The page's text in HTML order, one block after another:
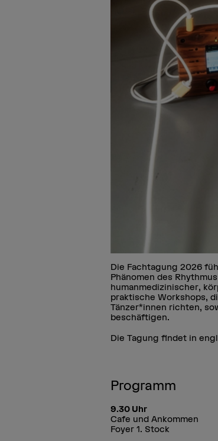
Die Fachtagung 2026
Phänomen des
humanmedizinischer,
praktische Workshops,
Tänzer*innen richten,
beschäftigen.
Die Tagung findet in
Programm
9.30 Uhr
Cafe und Ankommen
Foyer 1. Stock